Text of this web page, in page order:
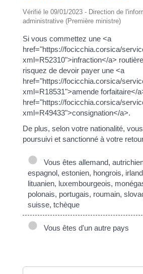
Vérifié le 09/01/2023 - Direction de
administrative (Première ministre)
Si vous commettez une <a
href="https://focicchia.corsica/
xml=R52310">infraction</a>
risquez de devoir payer une <a
href="https://focicchia.corsica/
xml=R18531">amende forfaitaire</
href="https://focicchia.corsica/
xml=R49433">consignation</a>.
De plus, selon votre nationalité,
poursuivi et sanctionné à votre
Vous êtes allemand,
espagnol, estonien, hongrois,
lituanien, luxembourgeois,
polonais, portugais, roumain,
suisse, tchèque
Vous êtes d'un autre pays